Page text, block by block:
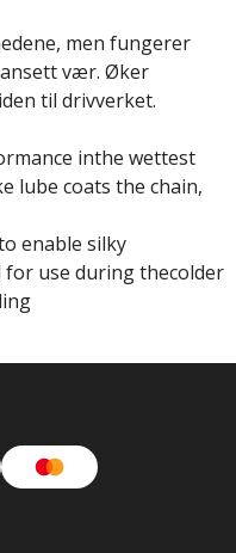
men fungerer
vær. Øker
til drivverket.
inthe wettest
lube coats the chain,
enable silky
for use during thecolder